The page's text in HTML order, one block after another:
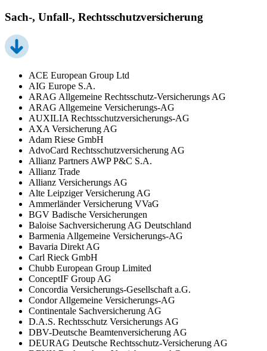
Sach-, Unfall-, Rechtsschutzversicherung
ACE European Group Ltd
AIG Europe S.A.
ARAG Allgemeine Rechtsschutz-Versicherungs AG
ARAG Allgemeine Versicherungs-AG
AUXILIA Rechtsschutzversicherungs-AG
AXA Versicherung AG
Adam Riese GmbH
AdvoCard Rechtsschutzversicherung AG
Allianz Partners AWP P&C S.A.
Allianz Trade
Allianz Versicherungs AG
Alte Leipziger Versicherung AG
Ammerländer Versicherung VVaG
BGV Badische Versicherungen
Baloise Sachversicherung AG Deutschland
Barmenia Allgemeine Versicherungs-AG
Bavaria Direkt AG
Carl Rieck GmbH
Chubb European Group Limited
ConceptIF Group AG
Concordia Versicherungs-Gesellschaft a.G.
Condor Allgemeine Versicherungs-AG
Continentale Sachversicherung AG
D.A.S. Rechtsschutz Versicherungs AG
DBV-Deutsche Beamtenversicherung AG
DEURAG Deutsche Rechtsschutz-Versicherung AG